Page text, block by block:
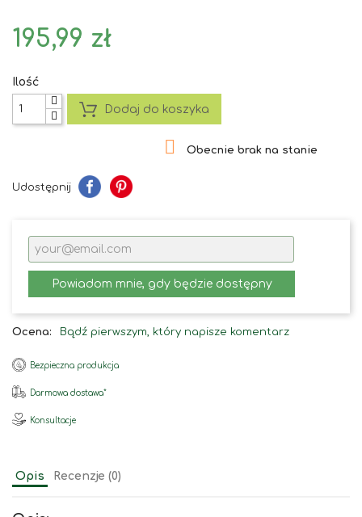
195,99 zł
Ilość
Dodaj do koszyka
 Obecnie brak na stanie
Udostępnij
Powiadom mnie, gdy będzie dostępny
Ocena: Bądź pierwszym, który napisze komentarz
Bezpieczna produkcja
Darmowa dostawa*
Konsultacje
Opis Recenzje (0)